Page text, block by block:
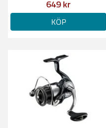
649 kr
KÖP